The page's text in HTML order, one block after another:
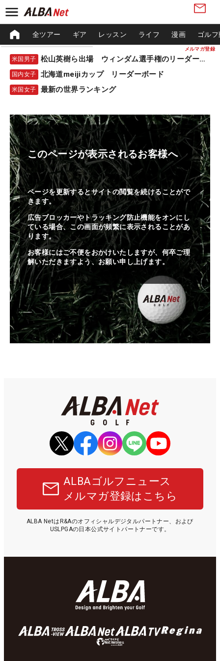
メルマガ登録
全ツアー ギア レッスン ライフ 漫画 ゴル
米国男子 松山英樹ら出場 ウィンダム選手権のリーダーボード
国内女子 北海道meijiカップ リーダーボード
米国女子 最新の世界ランキング
このページが表示されるお客様へ
ページを更新するとサイトの閲覧を続けることがで
きます。
広告ブロッカーやトラッキング防止機能をオンにし
ている場合、この画面が頻繁に表示されることがあ
ります。
お客様にはご不便をおかけいたしますが、何卒ご理
解いただきますよう、お願い申し上げます。
ALBAゴルフニュース
メルマガ登録はこちら
ALBA NetはR&Aのオフィシャルデジタルパートナー、および
USLPGAの日本公式サイトパートナーです。